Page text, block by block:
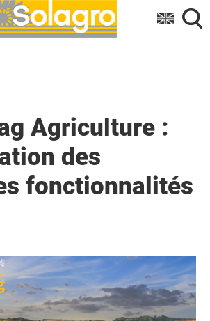
Agriculture :
des
fonctionnalités